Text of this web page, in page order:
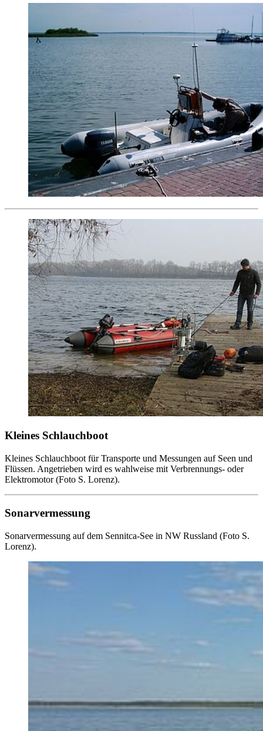
Kleines Schlauchboot
Kleines Schlauchboot für Transporte und Messungen auf Seen und
Flüssen. Angetrieben wird es wahlweise mit Verbrennungs- oder
Elektromotor (Foto S. Lorenz).
Sonarvermessung
Sonarvermessung auf dem Sennitca-See in NW Russland (Foto S.
Lorenz).